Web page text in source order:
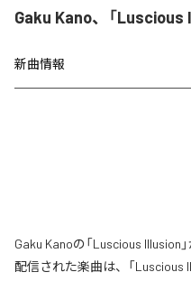
Gaku Kano、「Luscious
新曲情報
Gaku Kanoの「Luscious
配信された楽曲は、「Luscious